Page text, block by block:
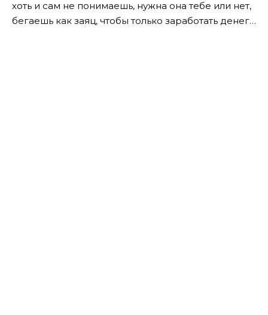
хоть и сам не понимаешь, нужна она тебе или нет,
бегаешь как заяц, чтобы только заработать денег…